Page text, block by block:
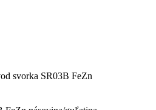
svorka SR03B FeZn